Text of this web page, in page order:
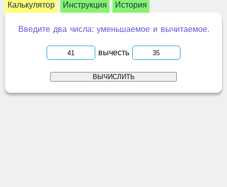
Калькулятор Инструкция История
Введите два числа: уменьшаемое и вычитаемое.
вычесть